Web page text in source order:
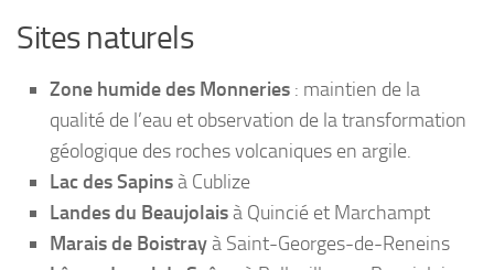
Sites naturels
Zone humide des Monneries : maintien de la
qualité de l’eau et observation de la transformation
géologique des roches volcaniques en argile.
Lac des Sapinsà Cublize
Landes du Beaujolaisà Quincié et Marchampt
Marais de Boistrayà Saint-Georges-de-Reneins